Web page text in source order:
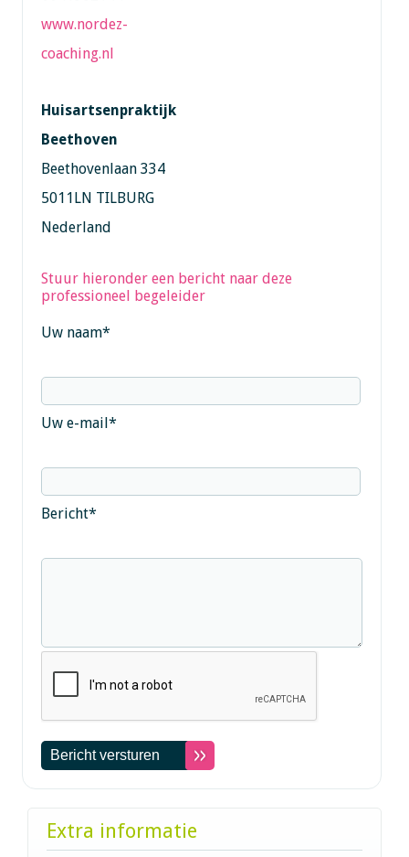
www.nordez-
coaching.nl
Huisartsenpraktijk
Beethoven
Beethovenlaan 334
5011LN TILBURG
Nederland
Stuur hieronder een bericht naar deze
professioneel begeleider
Uw naam*
Uw e-mail*
Bericht*
Extra informatie